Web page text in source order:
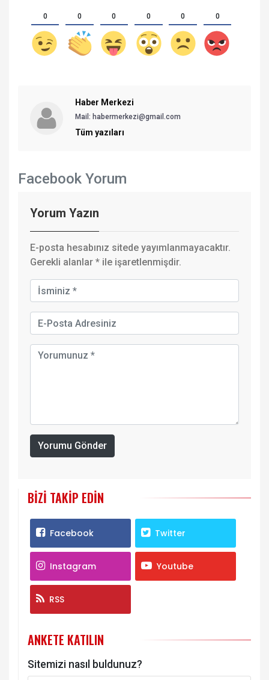
0 0 0 0 0 0
Haber Merkezi
Mail: habermerkezi@gmail.com
Tüm yazıları
Facebook Yorum
Yorum Yazın
E-posta hesabınız sitede yayımlanmayacaktır.
Gerekli alanlar * ile işaretlenmişdir.
Yorumu Gönder
BIZI TAKIP EDIN
Facebook Twitter
Instagram Youtube
RSS
ANKETE KATILIN
Sitemizi nasıl buldunuz?